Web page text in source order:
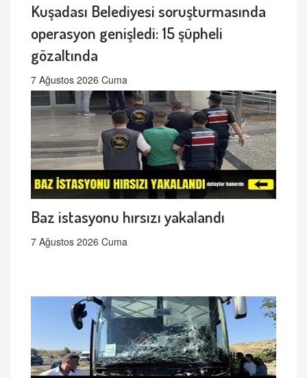
Kuşadası Belediyesi soruşturmasında
operasyon genişledi: 15 şüpheli
gözaltında
7 Ağustos 2026 Cuma
Baz istasyonu hırsızı yakalandı
7 Ağustos 2026 Cuma